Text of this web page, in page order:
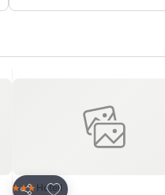
Lägg till i Mina
3 Stjärnor
Hotell